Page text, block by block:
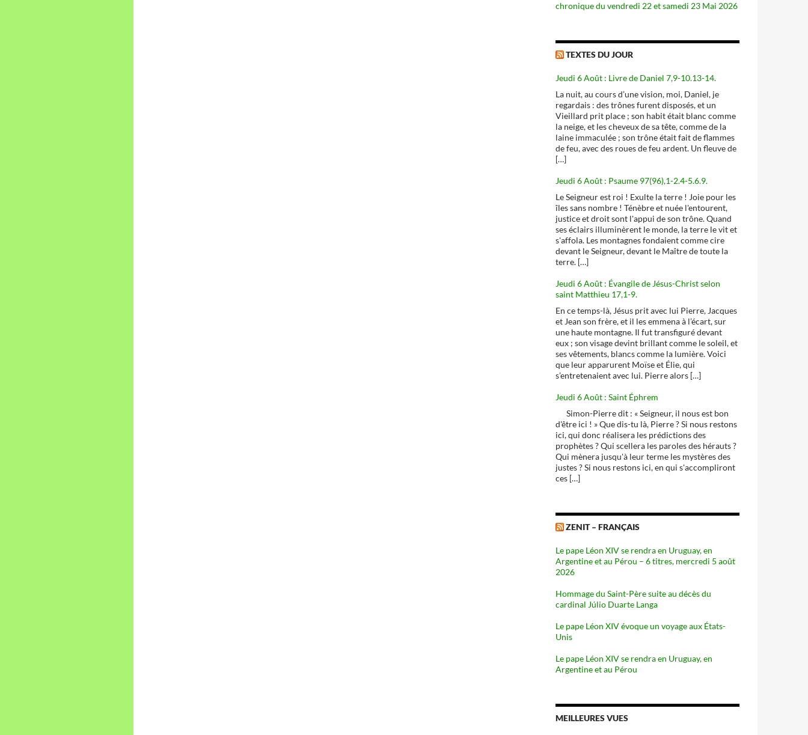
chronique du vendredi 22 et samedi 23 Mai 2026
TEXTES DU JOUR
Jeudi 6 Août : Livre de Daniel 7,9-10.13-14.
La nuit, au cours d’une vision, moi, Daniel, je
regardais : des trônes furent disposés, et un
Vieillard prit place ; son habit était blanc comme
la neige, et les cheveux de sa tête, comme de la
laine immaculée ; son trône était fait de flammes
de feu, avec des roues de feu ardent. Un fleuve de
[…]
Jeudi 6 Août : Psaume 97(96),1-2.4-5.6.9.
Le Seigneur est roi ! Exulte la terre ! Joie pour les
îles sans nombre ! Ténèbre et nuée l'entourent,
justice et droit sont l'appui de son trône. Quand
ses éclairs illuminèrent le monde, la terre le vit et
s'affola. Les montagnes fondaient comme cire
devant le Seigneur, devant le Maître de toute la
terre. […]
Jeudi 6 Août : Évangile de Jésus-Christ selon
saint Matthieu 17,1-9.
En ce temps-là, Jésus prit avec lui Pierre, Jacques
et Jean son frère, et il les emmena à l’écart, sur
une haute montagne. Il fut transfiguré devant
eux ; son visage devint brillant comme le soleil, et
ses vêtements, blancs comme la lumière. Voici
que leur apparurent Moïse et Élie, qui
s’entretenaient avec lui. Pierre alors […]
Jeudi 6 Août : Saint Éphrem
Simon-Pierre dit : « Seigneur, il nous est bon
d'être ici ! » Que dis-tu là, Pierre ? Si nous restons
ici, qui donc réalisera les prédictions des
prophètes ? Qui scellera les paroles des hérauts ?
Qui mènera jusqu'à leur terme les mystères des
justes ? Si nous restons ici, en qui s'accompliront
ces […]
ZENIT – FRANÇAIS
Le pape Léon XIV se rendra en Uruguay, en
Argentine et au Pérou – 6 titres, mercredi 5 août
2026
Hommage du Saint-Père suite au décès du
cardinal Júlio Duarte Langa
Le pape Léon XIV évoque un voyage aux États-
Unis
Le pape Léon XIV se rendra en Uruguay, en
Argentine et au Pérou
MEILLEURES VUES